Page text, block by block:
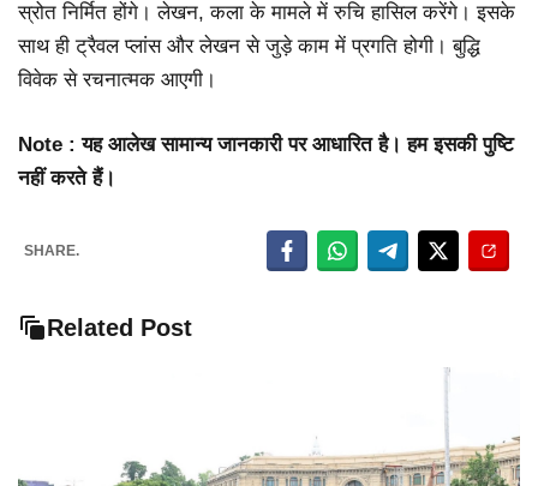
स्रोत निर्मित होंगे। लेखन, कला के मामले में रुचि हासिल करेंगे। इसके
साथ ही ट्रैवल प्लांस और लेखन से जुड़े काम में प्रगति होगी। बुद्धि
विवेक से रचनात्मक आएगी।
Note : यह आलेख सामान्य जानकारी पर आधारित है। हम इसकी पुष्टि
नहीं करते हैं।
SHARE.
Related Post